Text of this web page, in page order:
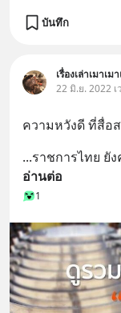
บันทึก
เรื่องเล่าเมาเม
22 มิ.ย. 2022
ความหวังดี ที่สื่อ
...ราชการไทย ยั
อ่านต่อ
1